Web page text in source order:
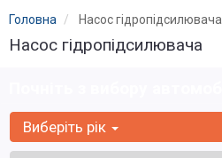
Головна Насос гідропідсилювача
Насос гідропідсилювача
Виберіть рік